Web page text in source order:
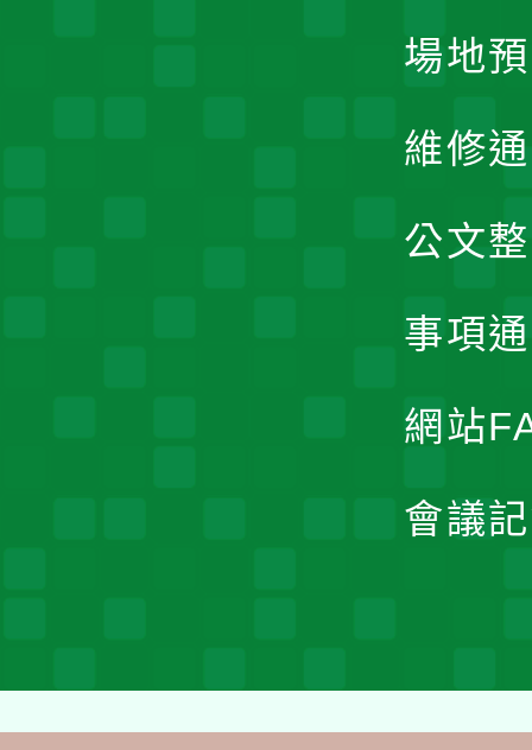
場地
維修
公文
事項
網站
會議